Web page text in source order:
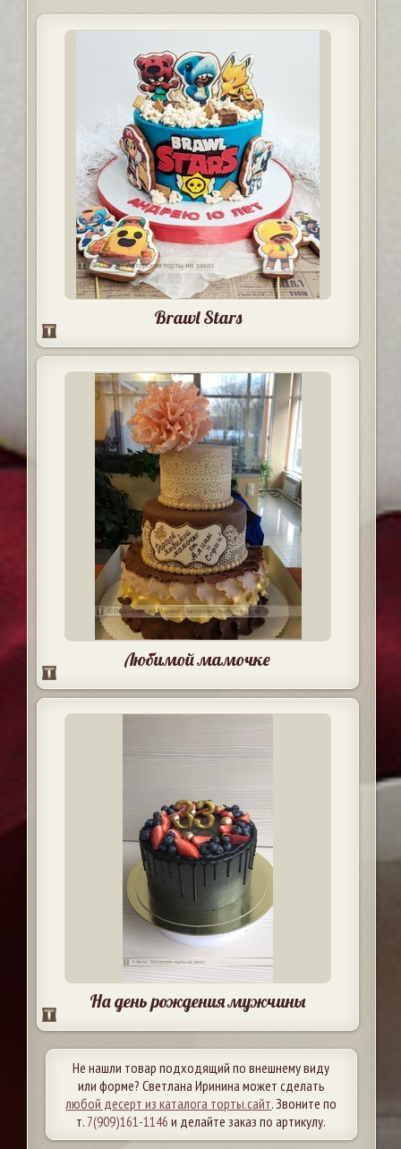
Brawl Stars
Любимой мамочке
На день рождения мужчины
Не нашли товар подходящий по внешнему виду
или форме? Светлана Иринина может сделать
любой десерт из каталога торты.сайт. Звоните по
т. 7(909)161-1146 и делайте заказ по артикулу.